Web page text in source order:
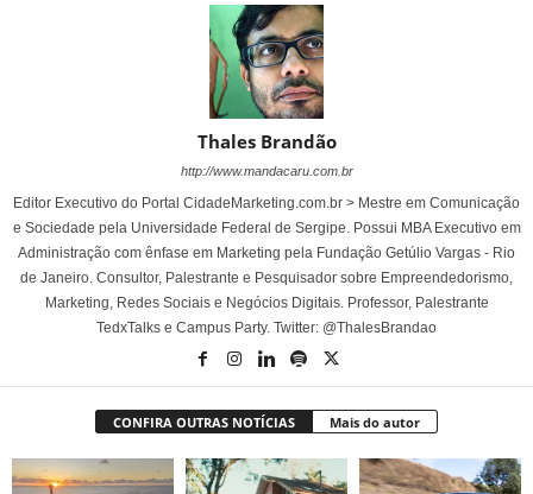
Thales Brandão
http://www.mandacaru.com.br
Editor Executivo do Portal CidadeMarketing.com.br > Mestre em Comunicação
e Sociedade pela Universidade Federal de Sergipe. Possui MBA Executivo em
Administração com ênfase em Marketing pela Fundação Getúlio Vargas - Rio
de Janeiro. Consultor, Palestrante e Pesquisador sobre Empreendedorismo,
Marketing, Redes Sociais e Negócios Digitais. Professor, Palestrante
TedxTalks e Campus Party. Twitter: @ThalesBrandao
CONFIRA OUTRAS NOTÍCIAS Mais do autor